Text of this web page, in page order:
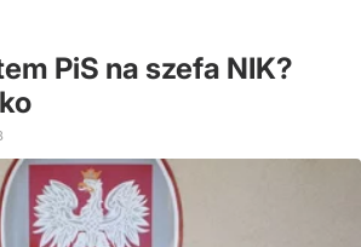
PiS na szefa NIK?